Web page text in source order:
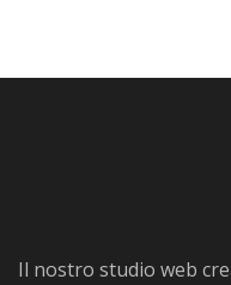
Il nostro studio web